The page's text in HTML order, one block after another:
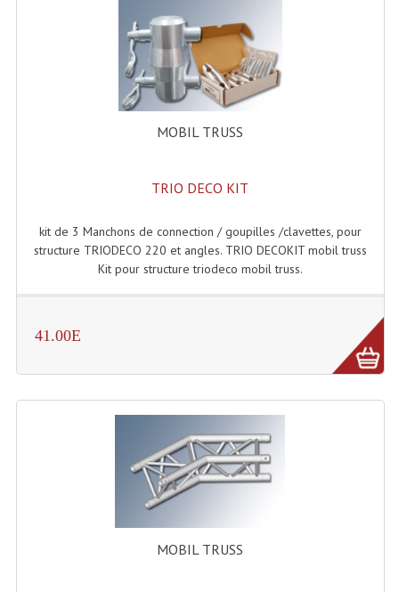
Compresseurs , Limiteurs , Noise Gate
Egaliseur Egaliseurs
Enceintes Et Caissons Basses
Packs Sono
Enceintes Passives Sono
Enceinte Nomade Bluetooth
Enceintes (Ecoutes De Studio)
Enceintes Autonomes Portables Amplifiées
Enceintes Hifi
Enceintes Monitoring
MOBIL TRUSS
TRIO DECO KIT
kit de 3 Manchons de connection / goupilles /clavettes, pour
structure TRIODECO 220 et angles. TRIO DECOKIT mobil truss
Kit pour structure triodeco mobil truss.
41.00E
MOBIL TRUSS